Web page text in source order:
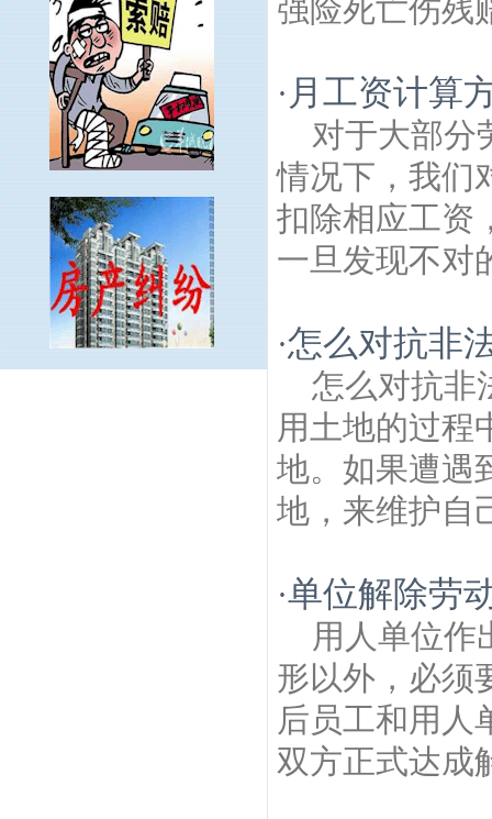
强险死亡伤残
· 月工资计算
对于大部分
情况下，我们
扣除相应工资
一旦发现不对
·怎么对抗非
怎么对抗非
用土地的过程
地。如果遭遇
地，来维护自
·单位解除劳
用人单位作
形以外，必须
后员工和用人
双方正式达成